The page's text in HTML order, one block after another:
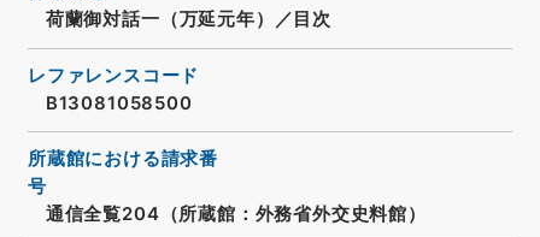
荷蘭御対話一（万延元年）／目次
レファレンスコード
B13081058500
所蔵館における請求番
号
通信全覧204（所蔵館：外務省外交史料館）